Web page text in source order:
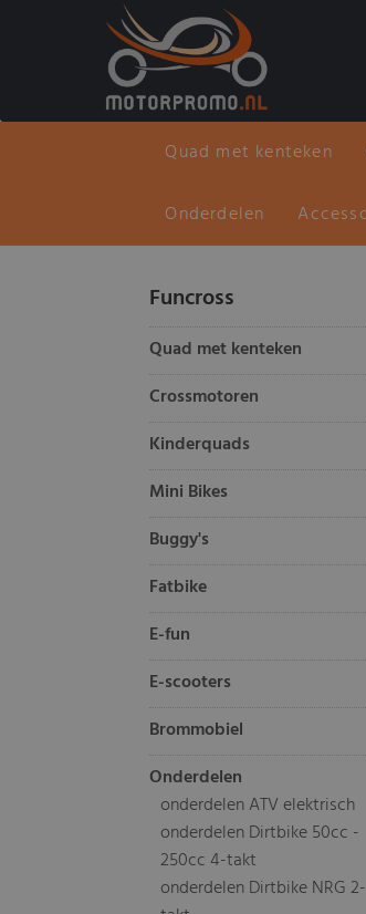
Quad met kenteken
Onderdelen
Funcross
Quad met kenteken
Crossmotoren
Kinderquads
Mini Bikes
Buggy's
Fatbike
E-fun
E-scooters
Brommobiel
Onderdelen
onderdelen ATV elektrisch
onderdelen Dirtbike 50cc -
250cc 4-takt
onderdelen Dirtbike NRG 2-